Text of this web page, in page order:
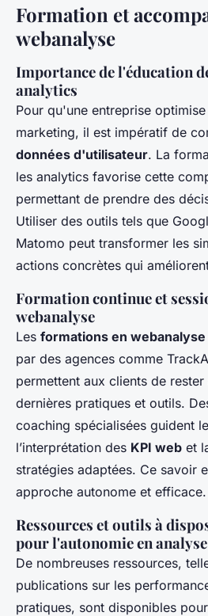
Formation et
webanalyse
Importance de l'éducation
analytics
Pour qu'une entreprise
marketing, il est impératif de
données d'utilisateur. La
les analytics favorise cette
permettant de prendre des
Utiliser des outils tels que
Matomo peut transformer les
actions concrètes qui
Formation continue et
webanalyse
Les formations en webanalyse
par des agences comme
permettent aux clients de
dernières pratiques et outils.
coaching spécialisées guident
l’interprétation des KPI web et
stratégies adaptées. Ce savoir
approche autonome et efficace.
Ressources et outils à
pour l'autonomie en analyse
De nombreuses ressources,
publications sur les
pratiques, sont disponibles